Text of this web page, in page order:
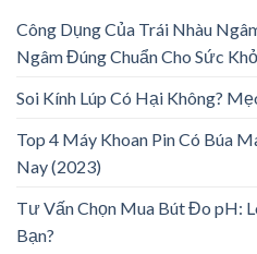
Công Dụng Của Trái Nhàu
Ngâm Đúng Chuẩn Cho Sức
Soi Kính Lúp Có Hại Không?
Top 4 Máy Khoan Pin Có Búa
Nay (2023)
Tư Vấn Chọn Mua Bút Đo pH:
Bạn?